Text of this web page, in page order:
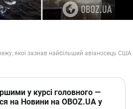
у курсі головного —
на Новини на OBOZ.UA у